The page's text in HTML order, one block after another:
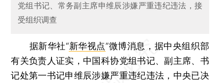
党组书记、常务副主席申维辰涉嫌严重违纪违法，接
受组织调查
据新华社“新华视点”微博消息，据中央组织部
有关负责人证实，中国科协党组书记、副主席、书
记处第一书记申维辰涉嫌严重违纪违法，中央已决